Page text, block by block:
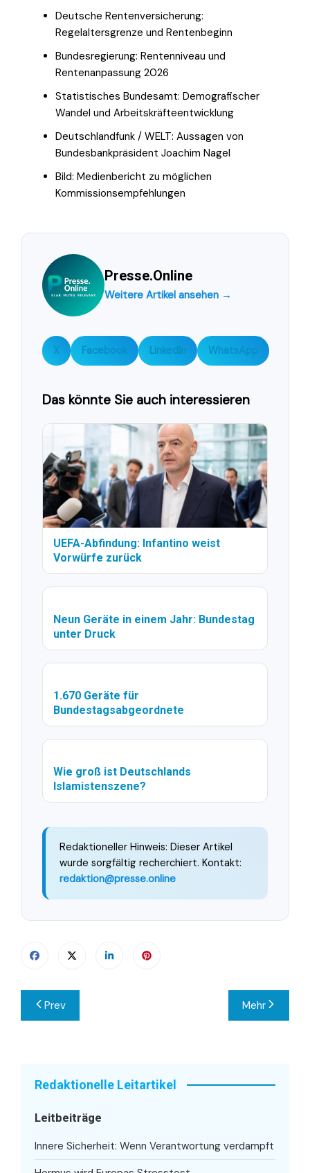
Deutsche Rentenversicherung:
Regelaltersgrenze und Rentenbeginn
Bundesregierung: Rentenniveau und
Rentenanpassung 2026
Statistisches Bundesamt: Demografischer
Wandel und Arbeitskräfteentwicklung
Deutschlandfunk / WELT: Aussagen von
Bundesbankpräsident Joachim Nagel
Bild: Medienbericht zu möglichen
Kommissionsempfehlungen
Presse.Online
Weitere Artikel ansehen →
X Facebook LinkedIn WhatsApp
Das könnte Sie auch interessieren
UEFA-Abfindung: Infantino weist
Vorwürfe zurück
Neun Geräte in einem Jahr: Bundestag
unter Druck
1.670 Geräte für
Bundestagsabgeordnete
Wie groß ist Deutschlands
Islamistenszene?
Redaktioneller Hinweis: Dieser Artikel
wurde sorgfältig recherchiert. Kontakt:
redaktion@presse.online
Beitragsnavigation
Prev Mehr
Redaktionelle Leitartikel
Leitbeiträge
Innere Sicherheit: Wenn Verantwortung verdampft